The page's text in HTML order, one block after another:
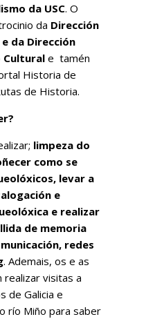
da USC. O
da Dirección
da Dirección
Cultural e tamén
Historia de
de Historia.
limpeza do
como se
levar a
e
e realizar
de memoria
redes
. Ademais, os e as
visitas a
de Galicia e
río Miño para saber